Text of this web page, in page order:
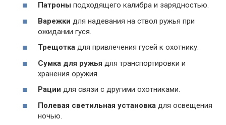
Патроны подходящего калибра и зарядностью.
Варежки для надевания на ствол ружья при
ожидании гуся.
Трещотка для привлечения гусей к охотнику.
Сумка для ружья для транспортировки и
хранения оружия.
Рации для связи с другими охотниками.
Полевая светильная установка для освещения
ночью.